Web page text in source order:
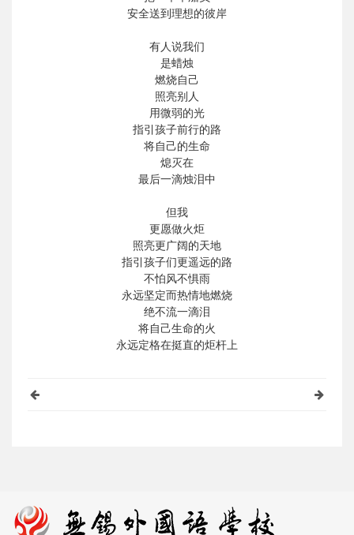
安全送到理想的彼岸
有人说我们
是蜡烛
燃烧自己
照亮别人
用微弱的光
指引孩子前行的路
将自己的生命
熄灭在
最后一滴烛泪中
但我
更愿做火炬
照亮更广阔的天地
指引孩子们更遥远的路
不怕风不惧雨
永远坚定而热情地燃烧
绝不流一滴泪
将自己生命的火
永远定格在挺直的炬杆上